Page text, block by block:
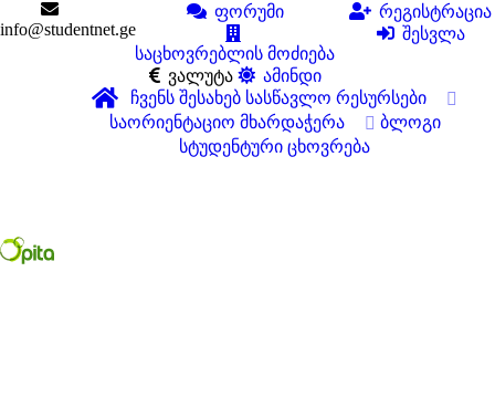
info@studentnet.ge
ფორუმი
საცხოვრებლის მოძიება
ვალუტა
ამინდი
რეგისტრაცია
შესვლა
ჩვენს შესახებ სასწავლო რესურსები
საორიენტაციო მხარდაჭერა
ბლოგი
სტუდენტური ცხოვრება